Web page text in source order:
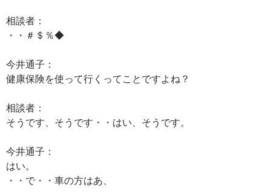
相談者：
・・＃＄％◆
今井通子：
健康保険を使って行くってことですよね？
相談者：
そうです、そうです・・はい、そうです。
今井通子：
はい。
・・で・・車の方はあ、